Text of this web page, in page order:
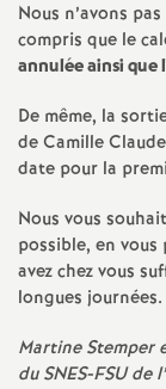
Nous n’avons
compris que le
annulée ainsi que
De même, la
de Camille
date pour la
Nous vous
possible, en
avez chez vous
longues journées.
Martine Stemper
duSNES-FSUde